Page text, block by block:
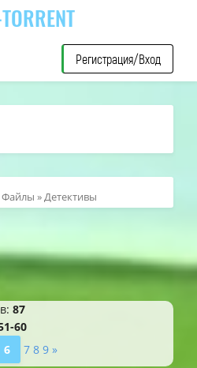
Регистрация/Вход
Файлы » Детективы
: 87
60
6 7 8 9 »